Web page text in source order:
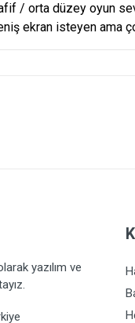
/ orta düzey oyun
ekran isteyen ama
yazılım ve